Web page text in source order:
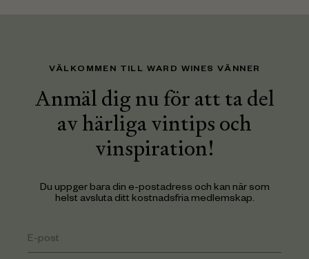
VÄLKOMMEN TILL WARD WINES VÄNNER
Anmäl dig nu för att ta del
av härliga vintips och
vinspiration!
Du uppger bara din e-postadress och kan när som
helst avsluta ditt kostnadsfria medlemskap.